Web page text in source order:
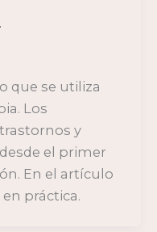
que se utiliza
Los
y
el primer
En el artículo
práctica.